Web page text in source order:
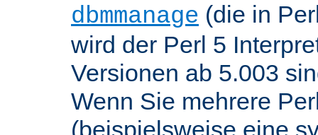
dbmmanage (die in
wird der Perl 5
Versionen ab 5.003
Wenn Sie mehrere
(beispielsweise eine